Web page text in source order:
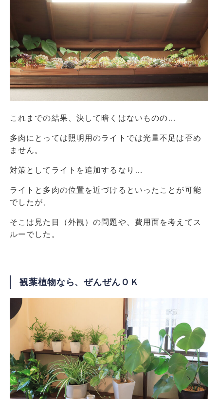
これまでの結果、決して暗くはないものの…
多肉にとっては照明用のライトでは光量不足は否め
ません。
対策としてライトを追加するなり…
ライトと多肉の位置を近づけるといったことが可能
でしたが、
そこは見た目（外観）の問題や、費用面を考えてス
ルーでした。
観葉植物なら、ぜんぜんＯＫ